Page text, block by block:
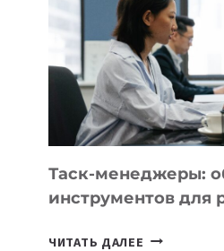
КАКИЕ
3
ЗАДАЧИ
ЕМУ
МОЖНО
ПОРУЧИТЬ
УЖЕ
Таск-менеджеры:
инструментов для
ЧИТАТЬ ДАЛЕЕ ТАСК-